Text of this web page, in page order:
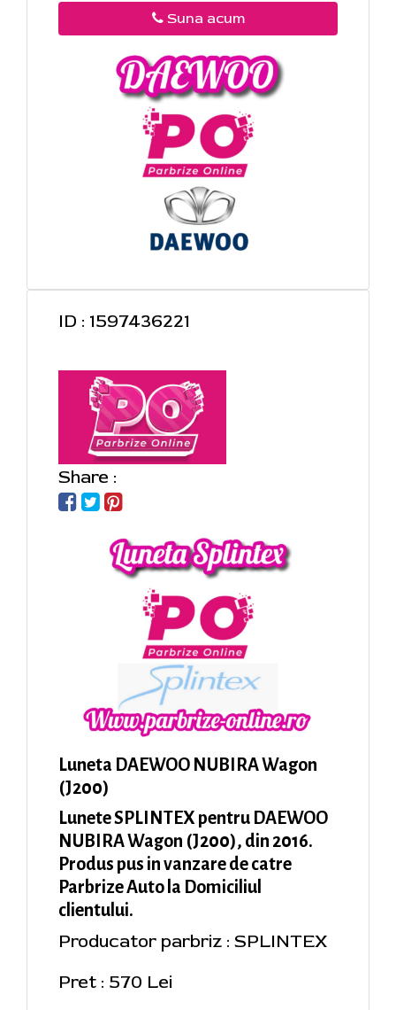
Suna acum
ID : 1597436221
Share :
Luneta DAEWOO NUBIRA Wagon
(J200)
Lunete SPLINTEX pentru DAEWOO
NUBIRA Wagon (J200), din 2016.
Produs pus in vanzare de catre
Parbrize Auto la Domiciliul
clientului.
Producator parbriz : SPLINTEX
Pret : 570 Lei